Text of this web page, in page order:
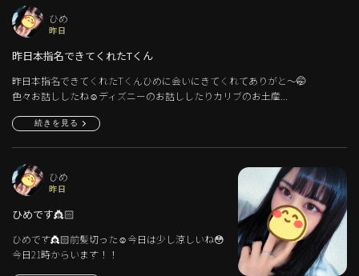
ひめ
昨日
昨日本指名できてくれたTくん
昨日本指名できてくれたTくんひめに会いにきてくれてありがと〜🤭
色々お話ししたね☺️ディズニーのお話ししたりカリブのお土産...
続きを見る
ひめ
昨日
ひめです👸🏻
ひめです👸🏻前髪切った☺️今日は少し涼しいね😳
今日21時からいます！！